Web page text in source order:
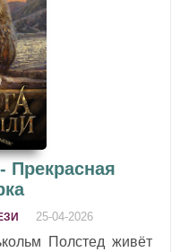
25-04-2026
Полстед живёт